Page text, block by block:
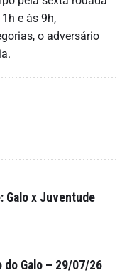
e às 9h,
o adversário
Galo x Juventude
Galo – 29/07/26